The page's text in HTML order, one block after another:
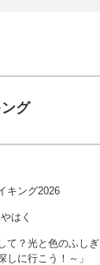
グ
キング2026
はく
て？光と色のふしぎ
しに行こう！～」